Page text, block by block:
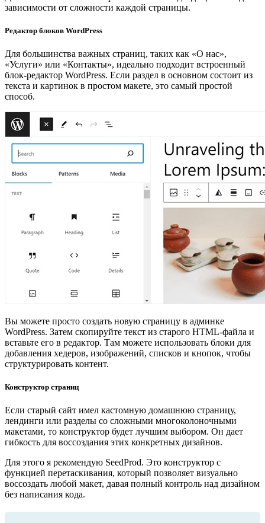
зависимости от сложности каждой страницы.
Редактор блоков WordPress
Для большинства важных страниц, таких как «О нас»,
«Услуги» или «Контакты», идеально подходит встроенный
блок-редактор WordPress. Если раздел в основном состоит из
текста и картинок в простом макете, это самый простой
способ.
Вы можете просто создать новую страницу в админке
WordPress. Затем скопируйте текст из старого HTML-файла и
вставьте его в редактор. Там можете использовать блоки для
добавления хедеров, изображений, списков и кнопок, чтобы
структурировать контент.
Конструктор страниц
Если старый сайт имел кастомную домашнюю страницу,
лендинги или разделы со сложными многоколоночными
макетами, то конструктор будет лучшим выбором. Он дает
гибкость для воссоздания этих конкретных дизайнов.
Для этого я рекомендую SeedProd. Это конструктор с
функцией перетаскивания, который позволяет визуально
воссоздать любой макет, давая полный контроль над дизайном
без написания кода.